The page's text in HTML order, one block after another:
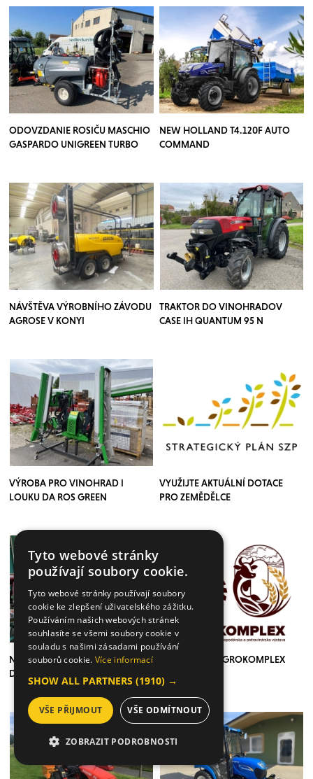
ODOVZDANIE ROSIČU MASCHIO
GASPARDO UNIGREEN TURBO
NEW HOLLAND T4.120F AUTO
COMMAND
NÁVŠTĚVA VÝROBNÍHO ZÁVODU
AGROSE V KONYI
TRAKTOR DO VINOHRADOV
CASE IH QUANTUM 95 N
VÝROBA PRO VINOHRAD I
LOUKU DA ROS GREEN
VYUŽIJTE AKTUÁLNÍ DOTACE
PRO ZEMĚDĚLCE
NÁVŠTEVA ZÁKAZNÍKA - ROSIČ
DO VINOHRADOV CIMA BLITZ
POZVÁNKA - AGROKOMPLEX
Tyto webové stránky
používají soubory cookie.
Tyto webové stránky používají soubory
cookie ke zlepšení uživatelského zážitku.
Používáním našich webových stránek
souhlasíte se všemi soubory cookie v
souladu s našimi zásadami používání
souborů cookie. Více informací
SHOW ALL PARTNERS (1910) →
VŠE PŘIJMOUT VŠE ODMÍTNOUT
ZOBRAZIT PODROBNOSTI
NEZBYTNĚ NUTNÉ SOUBORY